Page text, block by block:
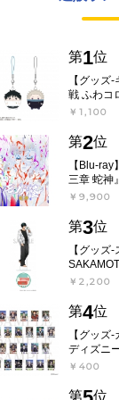
第1位
【グッズ
戦 ふわコ
ダー【ア
￥1,100
第2位
【Blu-
三章 蛇神
￥9,900
第3位
【グッズ
ンド～
￥2,200
第4位
【グッズ
ディズニ
ーランド
￥400
第 位